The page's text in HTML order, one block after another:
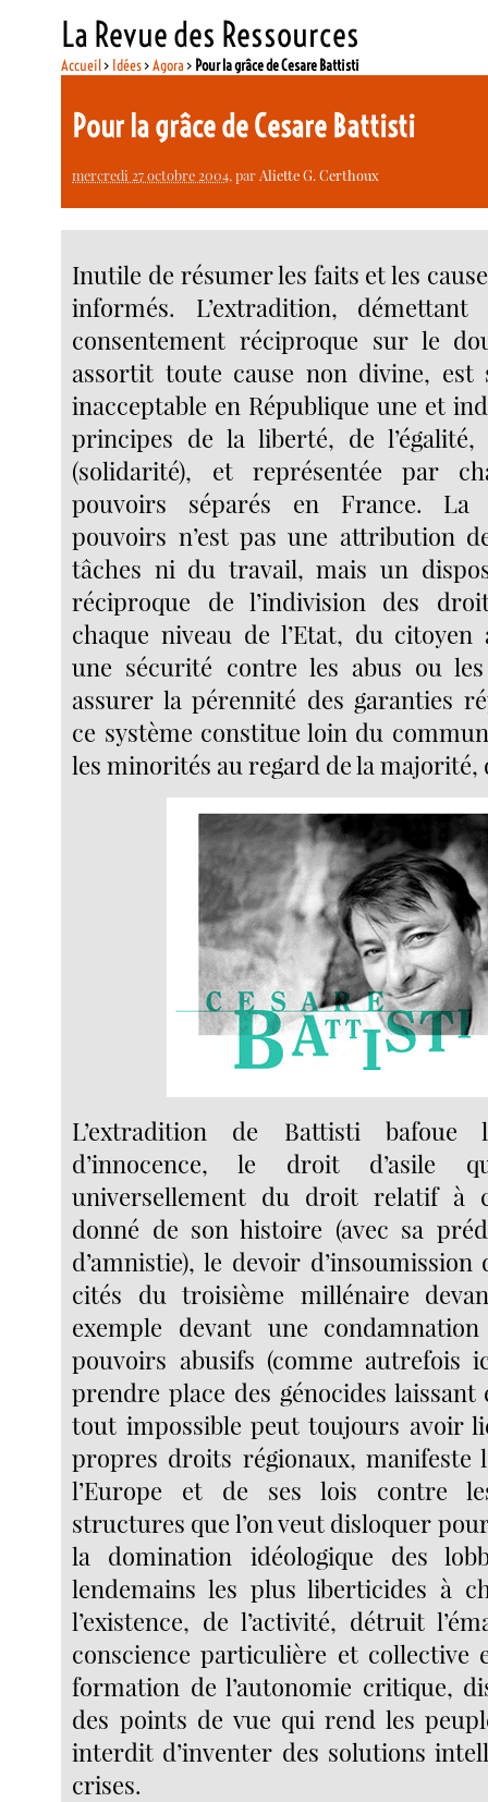
La Revue des Ressources
Accueil> Idées>Agora > Pour la grâce de Cesare Battisti
Pour la grâce de Cesare Battisti
mercredi 27 octobre 2004, parAliette G. Certhoux
Inutile de résumer les faits et les
informés. L’extradition, démettant
consentement réciproque sur le
assortit toute cause non divine, est
inacceptable en République une et
principes de la liberté, de
(solidarité), et représentée par
pouvoirs séparés en France. La
pouvoirs n’est pas une attribution
tâches ni du travail, mais un
réciproque de l’indivision des
chaque niveau de l’Etat, du
une sécurité contre les abus ou
assurer la pérennité des garanties
ce système constitue loin du
les minorités au regard de la
L’extradition de Battisti bafoue
d’innocence, le droit d’asile
universellement du droit relatif à
donné de son histoire (avec sa
d’amnistie), le devoir d’insoumission
cités du troisième millénaire
exemple devant une
pouvoirs abusifs (comme autrefois
prendre place des génocides
tout impossible peut toujours avoir
propres droits régionaux, manifeste
l’Europe et de ses lois contre
structures que l’on veut disloquer
la domination idéologique des
lendemains les plus liberticides à
l’existence, de l’activité, détruit
conscience particulière et collective
formation de l’autonomie critique,
des points de vue qui rend les
interdit d’inventer des solutions
crises.